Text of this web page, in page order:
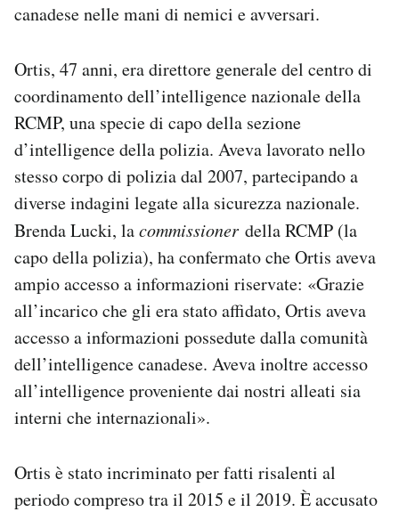
canadese nelle mani di nemici e avversari.
Ortis, 47 anni, era direttore generale del centro di
coordinamento dell’intelligence nazionale della
RCMP, una specie di capo della sezione
d’intelligence della polizia. Aveva lavorato nello
stesso corpo di polizia dal 2007, partecipando a
diverse indagini legate alla sicurezza nazionale.
Brenda Lucki, lacommissioner della RCMP (la
capo della polizia), ha confermato che Ortis aveva
ampio accesso a informazioni riservate: «Grazie
all’incarico che gli era stato affidato, Ortis aveva
accesso a informazioni possedute dalla comunità
dell’intelligence canadese. Aveva inoltre accesso
all’intelligence proveniente dai nostri alleati sia
interni che internazionali».
Ortis è stato incriminato per fatti risalenti al
periodo compreso tra il 2015 e il 2019. È accusato